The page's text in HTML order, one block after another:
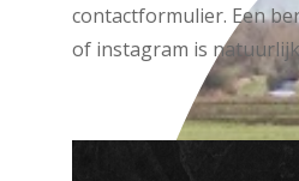
contactformulier. Een
of instagram is